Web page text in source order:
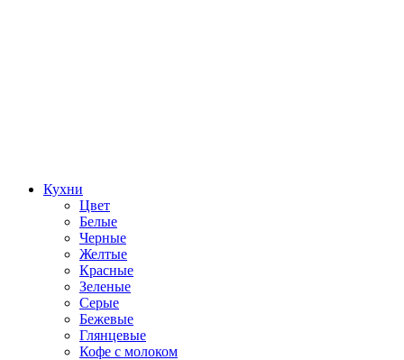
Кухни
Цвет
Белые
Черные
Желтые
Красные
Зеленые
Серые
Бежевые
Глянцевые
Кофе с молоком